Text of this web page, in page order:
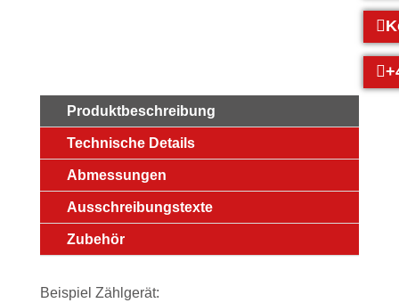
Produktbeschreibung
Technische Details
Abmessungen
Ausschreibungstexte
Zubehör
Beispiel Zählgerät: